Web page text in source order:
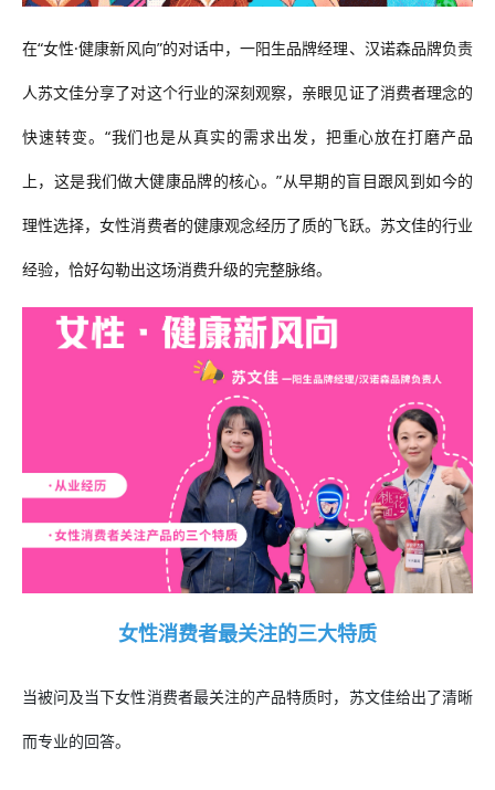
在“女性·健康新风向”的对话中，一阳生品牌经理、汉诺森品牌负责
人苏文佳分享了对这个行业的深刻观察，亲眼见证了消费者理念的
快速转变。“我们也是从真实的需求出发，把重心放在打磨产品
上，这是我们做大健康品牌的核心。”从早期的盲目跟风到如今的
理性选择，女性消费者的健康观念经历了质的飞跃。苏文佳的行业
经验，恰好勾勒出这场消费升级的完整脉络。
女性消费者最关注的三大特质
当被问及当下女性消费者最关注的产品特质时，苏文佳给出了清晰
而专业的回答。